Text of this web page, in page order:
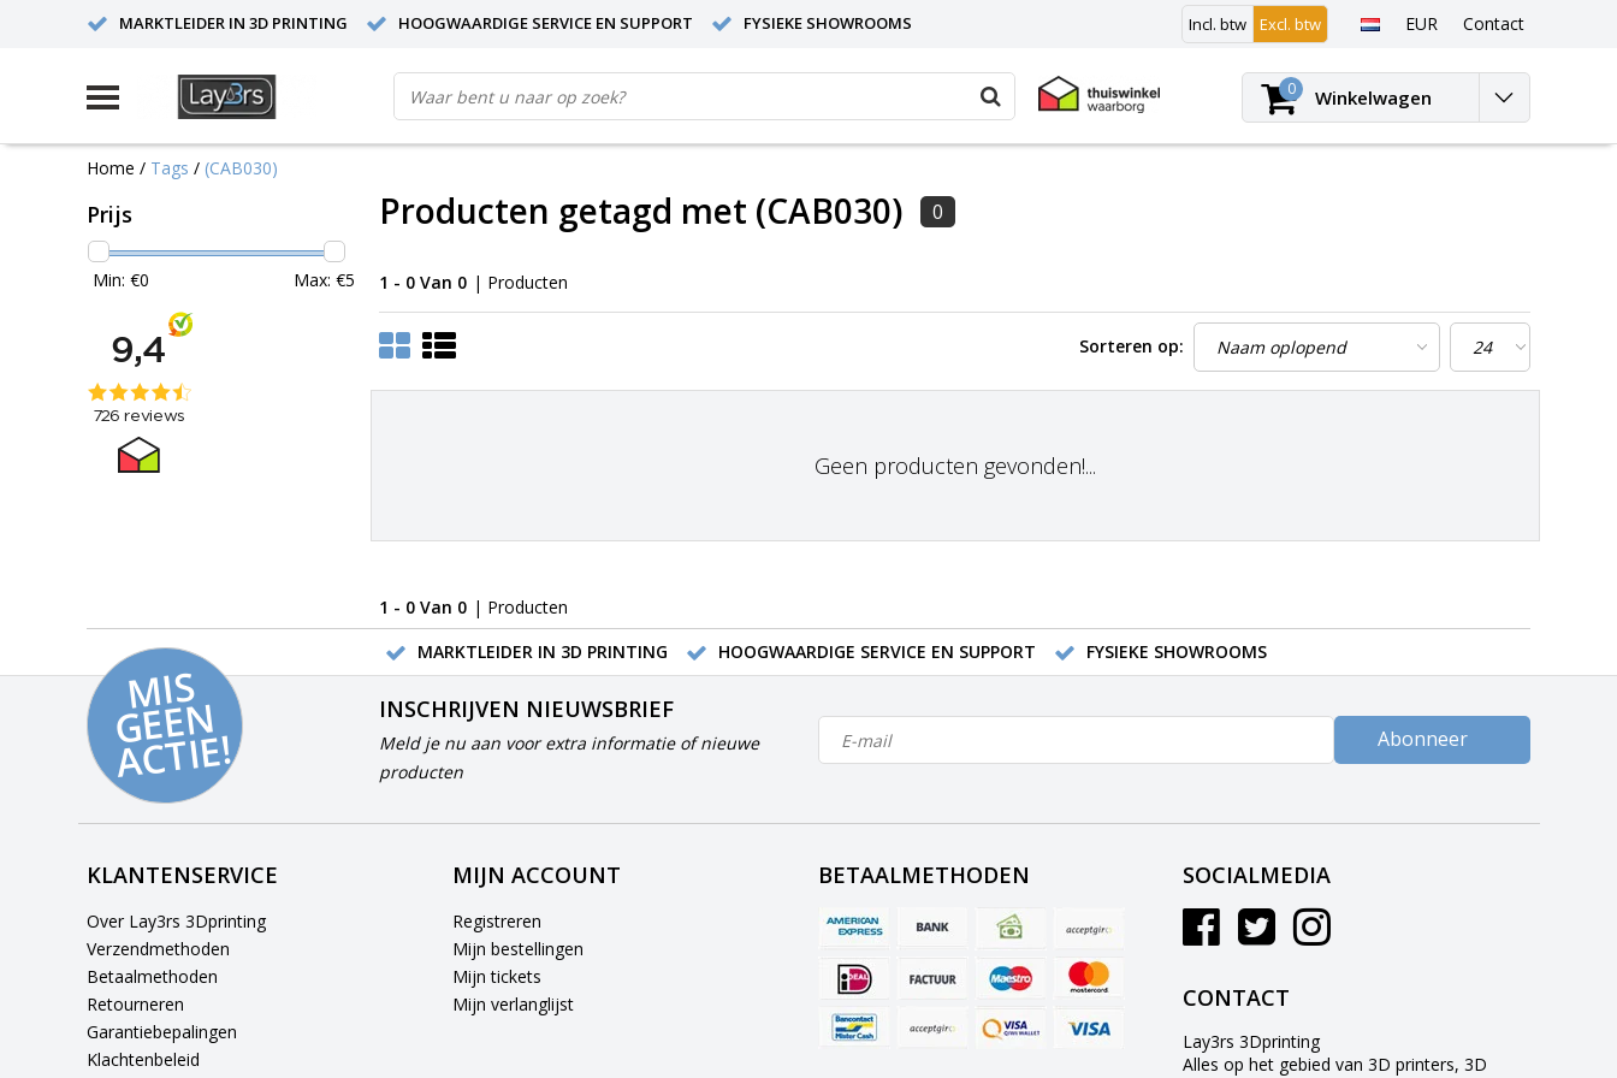
MARKTLEIDER IN 3D PRINTING HOOGWAARDIGE SERVICE EN SUPPORT FYSIEKE SHOWROOMS Incl. btw Excl. btw EUR Contact
Inloggen
0 Winkelwagen
Home / Tags / (CAB030)
Prijs
Min: €0 Max: €5
Producten getagd met (CAB030) 0
1 - 0 Van 0 | Producten
Sorteren op:
Geen producten gevonden!...
1 - 0 Van 0 | Producten
MARKTLEIDER IN 3D PRINTING
HOOGWAARDIGE SERVICE EN SUPPORT FYSIEKE SHOWROOMS
MI
S
G
E
E
N
A
C
TI
E!
INSCHRIJVEN NIEUWSBRIEF
Meld je nu aan voor extra informatie of nieuwe
producten
Abonneer
KLANTENSERVICE
Over Lay3rs 3Dprinting
Verzendmethoden
Betaalmethoden
Retourneren
Garantiebepalingen
Klachtenbeleid
MIJN ACCOUNT
Registreren
Mijn bestellingen
Mijn tickets
Mijn verlanglijst
BETAALMETHODEN SOCIALMEDIA
CONTACT
Lay3rs 3Dprinting
Alles op het gebied van 3D printers, 3D